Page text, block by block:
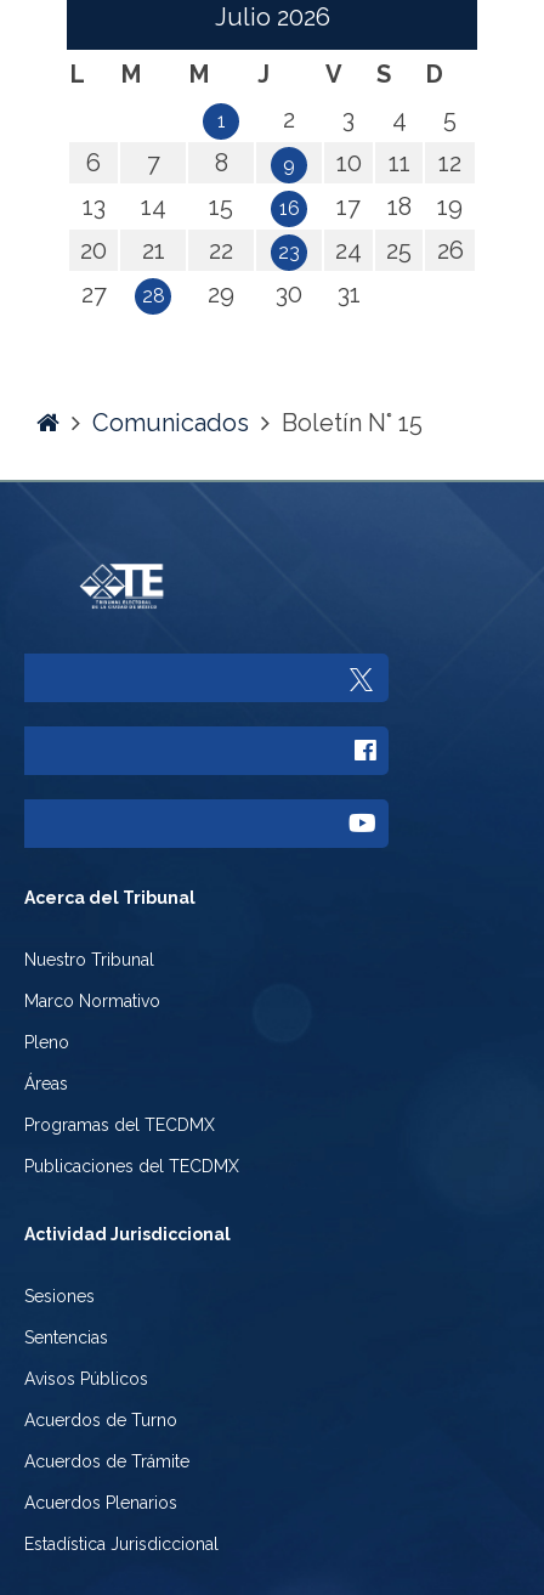
Julio 2026
L
M M J V S D
1 2 3 4
5
6
7 8 9 10 11
12
13
14 15 16 17 18
19
20
21 22 23 24 25
26
27
28 29 30 31
HomeComunicados Boletín N° 15
Twitter
Facebook
Acerca del Tribunal
Nuestro Tribunal
Marco Normativo
Pleno
Áreas
Programas del TECDMX
Publicaciones del TECDMX
Actividad Jurisdiccional
Sesiones
Sentencias
Avisos Públicos
Acuerdos de Turno
Acuerdos de Trámite
Acuerdos Plenarios
Estadística Jurisdiccional